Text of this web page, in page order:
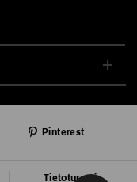
Tietoturva ja
Pinterest